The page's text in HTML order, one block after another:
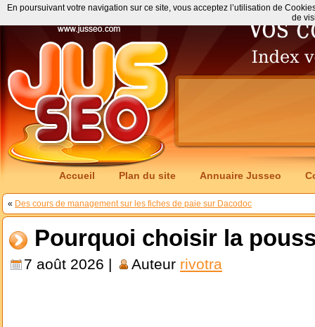
Accueil Plan du site Annuaire Jusseo
« Des cours de management sur les fiches de paie sur Dacodoc
Pourquoi choisir la
7 août 2026 | Auteur rivotra
En poursuivant votre navigation sur ce site, vous acceptez l’utilisation de
de